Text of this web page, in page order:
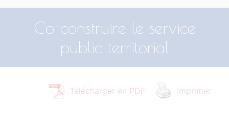
Co-construire le service
public territorial
Télécharger en PDF Imprimer